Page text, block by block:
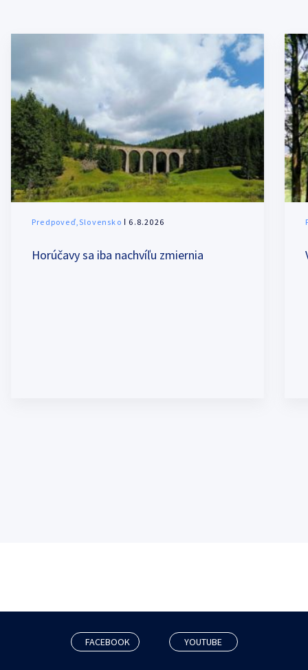
Predpoveď,Slovensko ǀ 6.8.2026
Horúčavy sa iba nachvíľu zmiernia
FACEBOOK YOUTUBE